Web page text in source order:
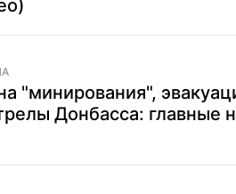
"минирования",
Донбасса: главные